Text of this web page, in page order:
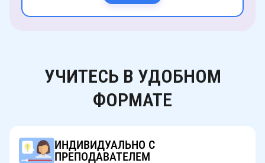
УЧИТЕСЬ В УДОБНОМ
ФОРМАТЕ
ИНДИВИДУАЛЬНО С
ПРЕПОДАВАТЕЛЕМ